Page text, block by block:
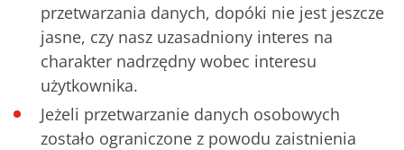
przetwarzania danych, dopóki nie jest jeszcze
jasne, czy nasz uzasadniony interes na
charakter nadrzędny wobec interesu
użytkownika.
Jeżeli przetwarzanie danych osobowych
zostało ograniczone z powodu zaistnienia